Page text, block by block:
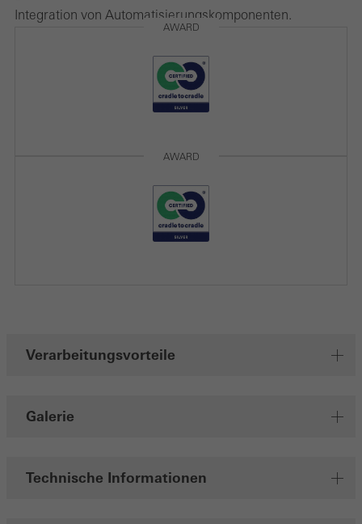
Integration von Automatisierungskomponenten.
AWARD
AWARD
Verarbeitungsvorteile
Galerie
Technische Informationen
personalisierte und ansprechende Werbung für den einzelnen
Nutzer anzuzeigen. Sie tun dies, indem sie Besucher über
Webseiten hinweg verfolgen. Dabei werden auch Dienste von
Drittanbietern eingebunden, die ihren Service eigenverantwortlich